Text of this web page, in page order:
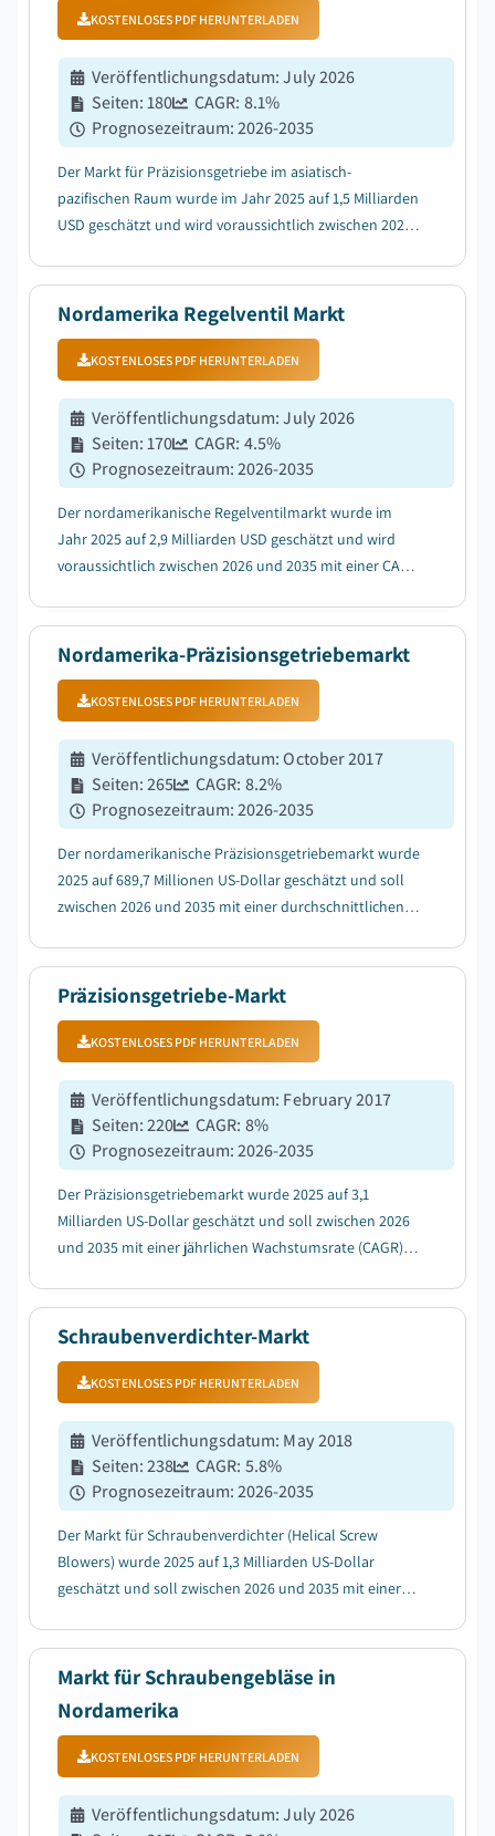
KOSTENLOSES PDF HERUNTERLADEN
Veröffentlichungsdatum:July 2026
Seiten:180 CAGR: 8.1%
Prognosezeitraum:2026-2035
Der Markt für Präzisionsgetriebe im asiatisch-
pazifischen Raum wurde im Jahr 2025 auf 1,5 Milliarden
USD geschätzt und wird voraussichtlich zwischen 2026
durch die steigende Nachfrage aus Werkzeugmas...
Nordamerika Regelventil Markt
KOSTENLOSES PDF HERUNTERLADEN
Veröffentlichungsdatum:July 2026
Seiten:170 CAGR: 4.5%
Prognosezeitraum:2026-2035
Der nordamerikanische Regelventilmarkt wurde im
Jahr 2025 auf 2,9 Milliarden USD geschätzt und wird
voraussichtlich zwischen 2026 und 2035 mit einer CAGR
Nordamerika-Präzisionsgetriebemarkt
KOSTENLOSES PDF HERUNTERLADEN
Veröffentlichungsdatum:October 2017
Seiten:265 CAGR: 8.2%
Prognosezeitraum:2026-2035
Der nordamerikanische Präzisionsgetriebemarkt wurde
2025 auf 689,7 Millionen US-Dollar geschätzt und soll
zwischen 2026 und 2035 mit einer durchschnittlichen
Robotik- und Cobot-Einsätze in der US...
Präzisionsgetriebe-Markt
KOSTENLOSES PDF HERUNTERLADEN
Veröffentlichungsdatum: February 2017
Seiten:220 CAGR: 8%
Prognosezeitraum:2026-2035
Der Präzisionsgetriebemarkt wurde 2025 auf 3,1
Milliarden US-Dollar geschätzt und soll zwischen 2026
und 2035 mit einer jährlichen Wachstumsrate (CAGR)
asiatisch-pazifischen Raum zurückzuführen ist....
Schraubenverdichter-Markt
KOSTENLOSES PDF HERUNTERLADEN
Veröffentlichungsdatum: May 2018
Seiten:238 CAGR: 5.8%
Prognosezeitraum:2026-2035
Der Markt für Schraubenverdichter (Helical Screw
Blowers) wurde 2025 auf 1,3 Milliarden US-Dollar
geschätzt und soll zwischen 2026 und 2035 mit einer
kommunalen und industriellen
Abwasserbehandlungsinfrastru...
Markt für Schraubengebläse in
Nordamerika
KOSTENLOSES PDF HERUNTERLADEN
Veröffentlichungsdatum:July 2026